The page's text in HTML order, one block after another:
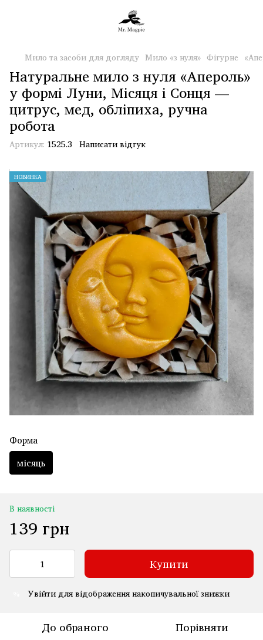
Мило та засоби для догляду Мило «з нуля» Фігурне
Натуральне мило з нуля «Апероль»
у формі Луни, Місяця і Сонця —
цитрус, мед, обліпиха, ручна
робота
Артикул: 1525.3 Написати відгук
НОВИНКА
Форма
місяць
В наявності
139 грн
Купити
Увійтидля відображення накопичувальної знижки
До обраного Порівняти